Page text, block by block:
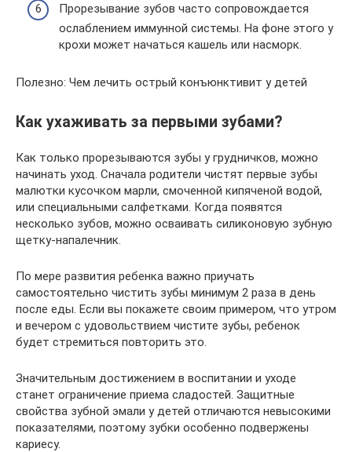
Прорезывание зубов часто сопровождается
ослаблением иммунной системы. На фоне этого у
крохи может начаться кашель или насморк.
Полезно: Чем лечить острый конъюнктивит у детей
Как ухаживать за первыми зубами?
Как только прорезываются зубы у грудничков, можно
начинать уход. Сначала родители чистят первые зубы
малютки кусочком марли, смоченной кипяченой водой,
или специальными салфетками. Когда появятся
несколько зубов, можно осваивать силиконовую зубную
щетку-напалечник.
По мере развития ребенка важно приучать
самостоятельно чистить зубы минимум 2 раза в день
после еды. Если вы покажете своим примером, что утром
и вечером с удовольствием чистите зубы, ребенок
будет стремиться повторить это.
Значительным достижением в воспитании и уходе
станет ограничение приема сладостей. Защитные
свойства зубной эмали у детей отличаются невысокими
показателями, поэтому зубки особенно подвержены
кариесу.